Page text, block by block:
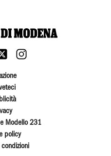
Modello 231
policy
condizioni